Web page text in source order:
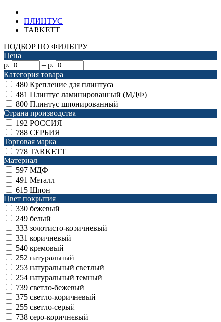
ПЛИНТУС
TARKETT
ПОДБОР ПО ФИЛЬТРУ
Цена
р.
– р.
Категория товара
480 Крепление для плинтуса
481 Плинтус ламинированный (МДФ)
800 Плинтус шпонированный
Страна производства
192 РОССИЯ
788 СЕРБИЯ
Торговая марка
778 TARKETT
Материал
597 МДФ
491 Металл
615 Шпон
Цвет покрытия
330 бежевый
249 белый
333 золотисто-коричневый
331 коричневый
540 кремовый
252 натуральный
253 натуральный светлый
254 натуральный темный
739 светло-бежевый
375 светло-коричневый
255 светло-серый
738 серо-коричневый